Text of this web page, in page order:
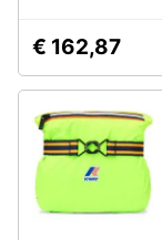
€ 162,87